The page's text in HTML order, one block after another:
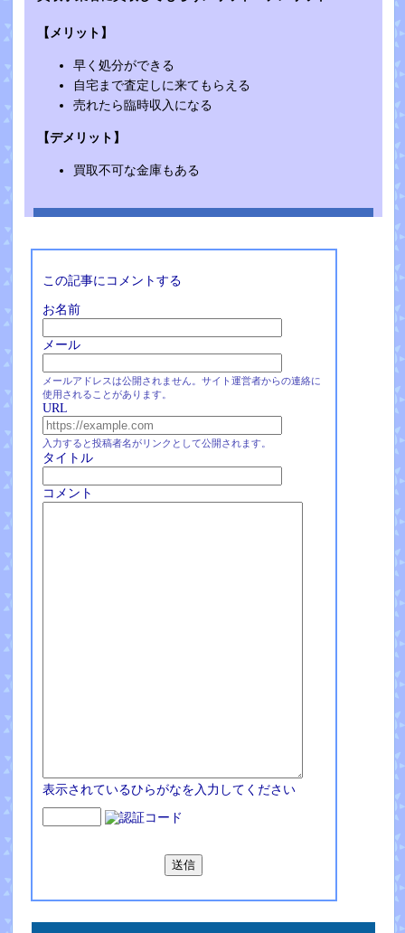
【メリット】
早く処分ができる
自宅まで査定しに来てもらえる
売れたら臨時収入になる
【デメリット】
買取不可な金庫もある
この記事にコメントする
お名前
メール
メールアドレスは公開されません。サイト運営者からの連絡に
使用されることがあります。
URL
入力すると投稿者名がリンクとして公開されます。
タイトル
コメント
表示されているひらがなを入力してください